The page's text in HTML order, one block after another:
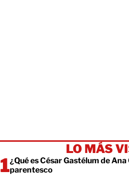
LO MÁS
¿Qué es César Gastélum de
parentesco